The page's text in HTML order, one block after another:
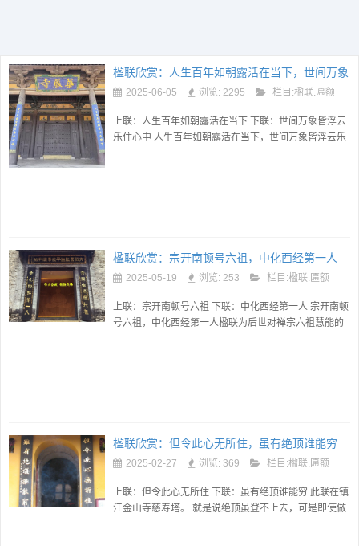
楹联欣赏：人生百年如朝露活在当下，世间万象
皆浮云乐住心中
2025-06-05 浏览: 2295 栏目:楹联.匾额
上联：人生百年如朝露活在当下 下联：世间万象皆浮云
乐住心中 人生百年如朝露活在当下，世间万象皆浮云乐
楹联欣赏：宗开南顿号六祖，中化西经第一人
2025-05-19 浏览: 253 栏目:楹联.匾额
上联：宗开南顿号六祖 下联：中化西经第一人 宗开南顿
号六祖，中化西经第一人楹联为后世对禅宗六祖慧能的
楹联欣赏：但令此心无所住，虽有绝顶谁能穷
2025-02-27 浏览: 369 栏目:楹联.匾额
上联：但令此心无所住 下联：虽有绝顶谁能穷 此联在镇
江金山寺慈寿塔。 就是说绝顶虽登不上去，可是即使做